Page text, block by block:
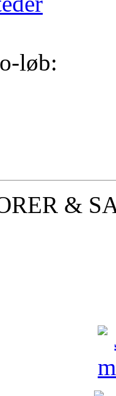
løb:
&